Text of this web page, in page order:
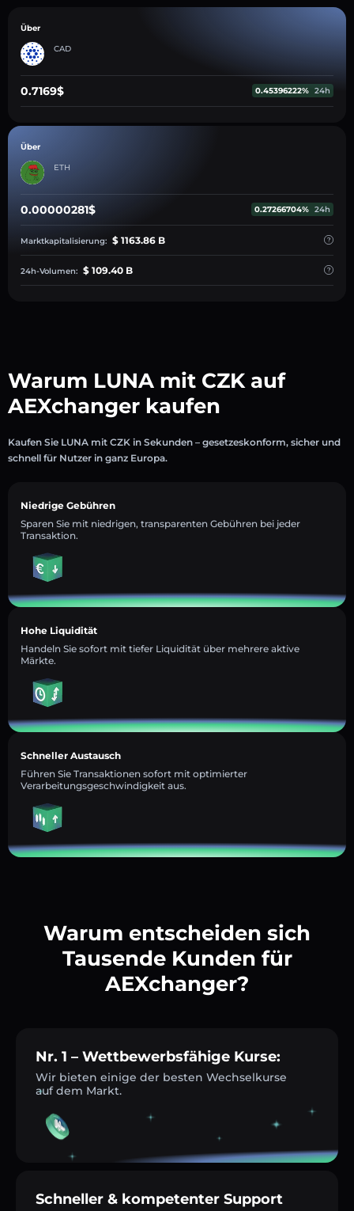
Über
CAD
0.7169$ 0.45396222% 24h
Über
ETH
0.00000281$ 0.27266704% 24h
Marktkapitalisierung: $ 1163.86 B
24h-Volumen: $ 109.40 B
Warum LUNA mit CZK auf
AEXchanger kaufen
Kaufen Sie LUNA mit CZK in Sekunden – gesetzeskonform, sicher und
schnell für Nutzer in ganz Europa.
Niedrige Gebühren
Sparen Sie mit niedrigen, transparenten Gebühren bei jeder
Transaktion.
Hohe Liquidität
Handeln Sie sofort mit tiefer Liquidität über mehrere aktive
Märkte.
Schneller Austausch
Führen Sie Transaktionen sofort mit optimierter
Verarbeitungsgeschwindigkeit aus.
Warum entscheiden sich
Tausende Kunden für
AEXchanger?
Nr. 1 – Wettbewerbsfähige Kurse:
Wir bieten einige der besten Wechselkurse
auf dem Markt.
Schneller & kompetenter Support